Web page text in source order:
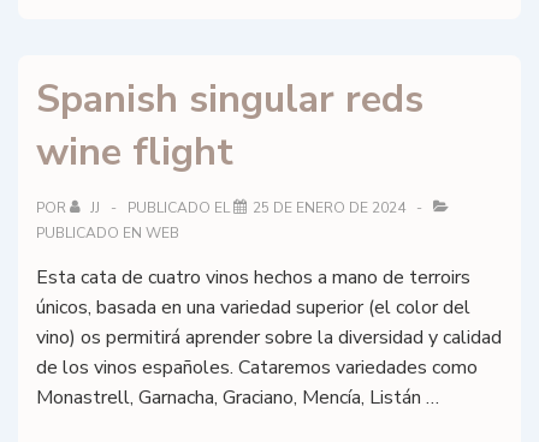
flight
Spanish singular reds
wine flight
POR JJ PUBLICADO EL
25 DE ENERO DE 2024
PUBLICADO EN WEB
Esta cata de cuatro vinos hechos a mano de terroirs
únicos, basada en una variedad superior (el color del
vino) os permitirá aprender sobre la diversidad y calidad
de los vinos españoles. Cataremos variedades como
Monastrell, Garnacha, Graciano, Mencía, Listán …